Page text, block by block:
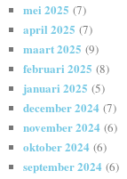
mei 2025 (7)
april 2025 (7)
maart 2025 (9)
februari 2025 (8)
januari 2025 (5)
december 2024 (7)
november 2024 (6)
oktober 2024 (6)
september 2024 (6)